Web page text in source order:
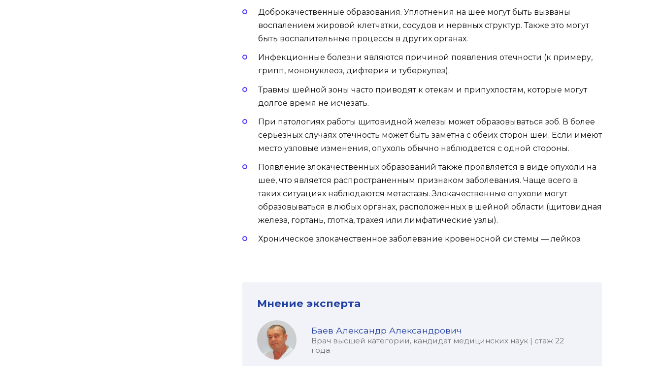
Доброкачественные образования. Уплотнения на шее могут быть вызваны
воспалением жировой клетчатки, сосудов и нервных структур. Также это могут
быть воспалительные процессы в других органах.
Инфекционные болезни являются причиной появления отечности (к примеру,
грипп, мононуклеоз, дифтерия и туберкулез).
Травмы шейной зоны часто приводят к отекам и припухлостям, которые могут
долгое время не исчезать.
При патологиях работы щитовидной железы может образовываться зоб. В более
серьезных случаях отечность может быть заметна с обеих сторон шеи. Если имеют
место узловые изменения, опухоль обычно наблюдается с одной стороны.
Появление злокачественных образований также проявляется в виде опухоли на
шее, что является распространенным признаком заболевания. Чаще всего в
таких ситуациях наблюдаются метастазы. Злокачественные опухоли могут
образовываться в любых органах, расположенных в шейной области (щитовидная
железа, гортань, глотка, трахея или лимфатические узлы).
Хроническое злокачественное заболевание кровеносной системы — лейкоз.
Мнение эксперта
Баев Александр Александрович
Врач высшей категории, кандидат медицинских наук | стаж 22
года